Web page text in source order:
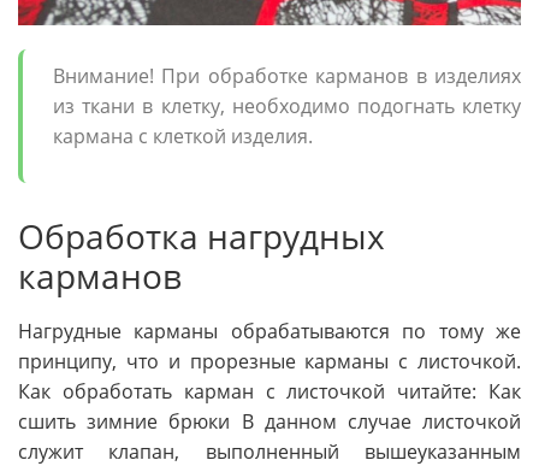
Внимание! При обработке карманов в изделиях
из ткани в клетку, необходимо подогнать клетку
кармана с клеткой изделия.
Обработка нагрудных
карманов
Нагрудные карманы обрабатываются по тому же
принципу, что и прорезные карманы с листочкой.
Как обработать карман с листочкой читайте: Как
сшить зимние брюки В данном случае листочкой
служит клапан, выполненный вышеуказанным